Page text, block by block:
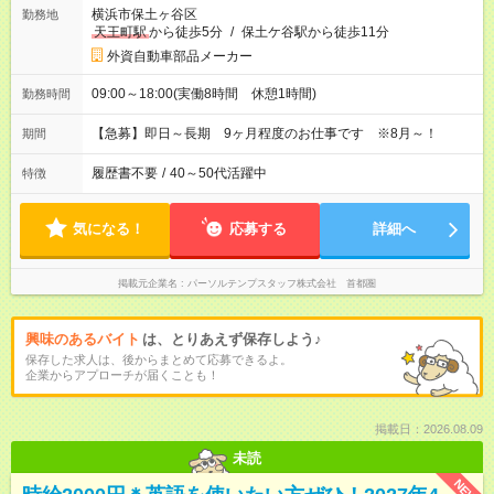
勤務地
横浜市保土ヶ谷区
天王町駅から徒歩5分 / 保土ケ谷駅から徒歩11分
外資自動車部品メーカー
勤務時間 09:00～18:00(実働8時間 休憩1時間)
期間 【急募】即日～長期 9ヶ月程度のお仕事です ※8月～！
特徴 履歴書不要 / 40～50代活躍中
気になる！ 応募する 詳細へ
掲載元企業名 パーソルテンプスタッフ株式会社 首都圏
興味のあるバイト は、とりあえず保存しよう♪
保存した求人は、後からまとめて応募できるよ。
企業からアプローチが届くことも！
掲載日：2026.08.09
未読